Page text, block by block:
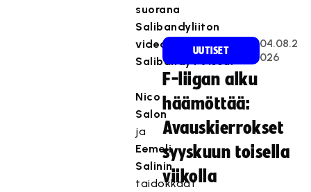
suorana
Salibandyliiton
videoalustalla
SalibandyTV:ssä.
Nico
Salon
ja
Eemeli
Salinin
taidokkaat
UUTISET
04.08.2
026
F-liigan alku
häämöttää:
Avauskierrokset
syyskuun toisella
viikolla